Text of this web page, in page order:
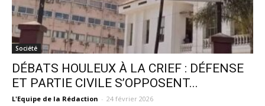
Société
DÉBATS HOULEUX À LA CRIEF : DÉFENSE
ET PARTIE CIVILE S’OPPOSENT...
L'Equipe de la Rédaction - 24 février 2026